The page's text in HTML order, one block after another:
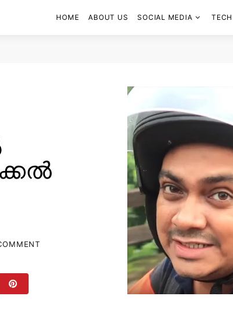
HOME ABOUT US SOCIAL MEDIA TECH